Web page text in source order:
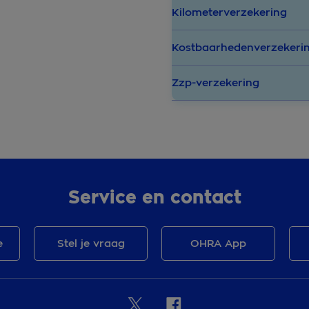
Kilometerverzekering
Zzp-verzekering
Service en contact
Stel je vraag OHRA App